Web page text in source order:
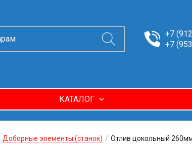
КАТАЛОГ
+7
+7
Доборные элементы (станок) / Отлив цокольный